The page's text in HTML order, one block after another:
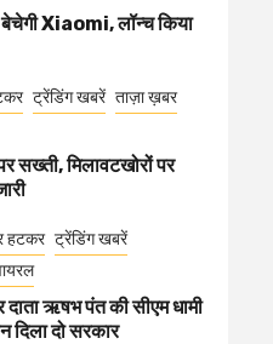
बेचेगी Xiaomi, लॉन्च किया
ट्रेंडिंग खबरें ताज़ा ख़बर
सख्ती, मिलावटखोरों पर
हटकर ट्रेंडिंग खबरें
ऋषभ पंत की सीएम धामी
दिला दो सरकार